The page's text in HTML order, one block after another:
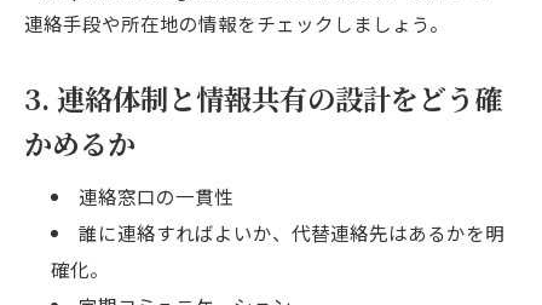
連絡手段や所在地の情報をチェックしましょう。
3. 連絡体制と情報共有の設計をどう確
かめるか
連絡窓口の一貫性
誰に連絡すればよいか、代替連絡先はあるかを明
確化。